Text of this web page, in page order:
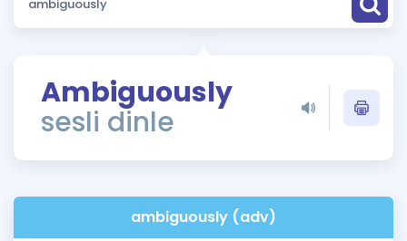
Puan Hesaplama
ÖSYM Sınav Takvimi
Kampanyalar
İngilizce Gramer
Ambiguously
sesli dinle
ambiguously (adv)